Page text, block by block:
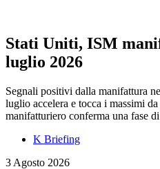
Stati Uniti, ISM
luglio 2026
Segnali positivi dalla manifattura
luglio accelera e tocca i massimi
manifatturiero conferma una fase
K Briefing
3 Agosto 2026